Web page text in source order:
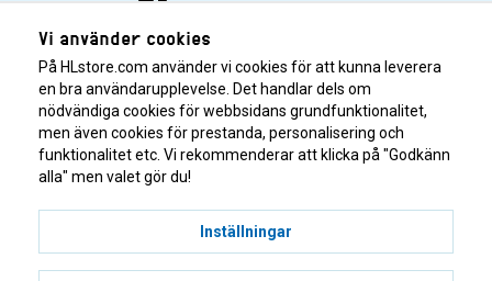
Highlights på Instagram
Highlights på Youtube
Highlights på Tiktok
Vi använder cookies
På HLstore.com använder vi cookies för att kunna leverera
en bra användarupplevelse. Det handlar dels om
nödvändiga cookies för webbsidans grundfunktionalitet,
men även cookies för prestanda, personalisering och
funktionalitet etc. Vi rekommenderar att klicka på "Godkänn
alla" men valet gör du!
Inställningar